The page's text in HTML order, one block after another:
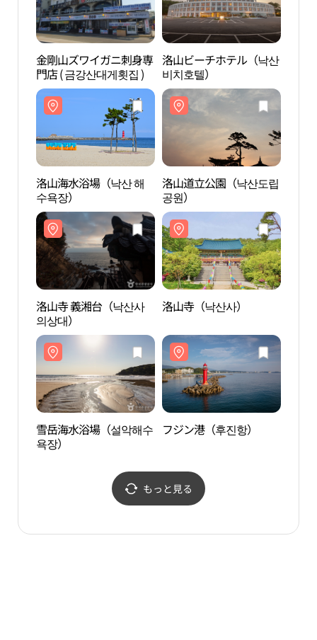
金剛山ズワイガニ刺身専
門店 ( 금강산대게횟집 )
洛山ビーチホテル（낙산
비치호텔）
洛山海水浴場（낙산 해
수욕장）
洛山道立公園（낙산도립
공원）
洛山寺 義湘台（낙산사
의상대）
洛山寺（낙산사）
雪岳海水浴場（설악해수
욕장）
フジン港（후진항）
もっと見る